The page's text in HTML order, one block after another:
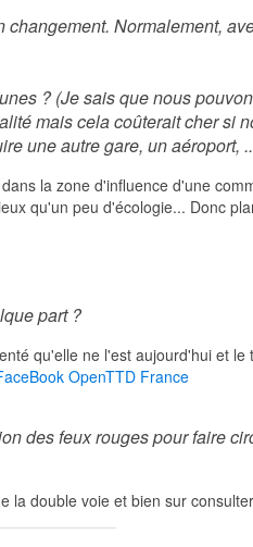
Normalement,
? (Je sais que nous
mais cela coûterait cher si
une autre gare, un aéroport,
la zone d'influence d'une
qu'un peu d'écologie... Donc
part ?
qu'elle ne l'est aujourd'hui et
OpenTTD France
des feux rouges pour faire
la double voie et bien sur consulter